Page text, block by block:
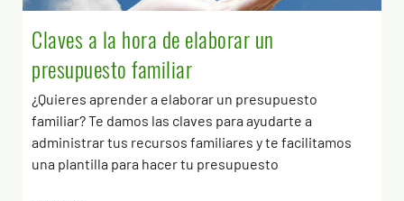
Claves a la hora de elaborar un
presupuesto familiar
¿Quieres aprender a elaborar un presupuesto
familiar? Te damos las claves para ayudarte a
administrar tus recursos familiares y te facilitamos
una plantilla para hacer tu presupuesto